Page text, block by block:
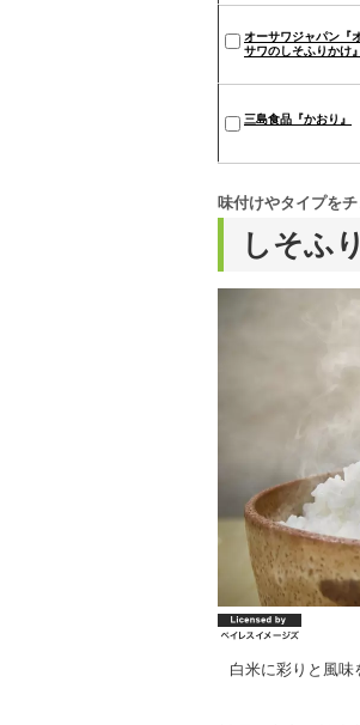
オーサワジャパン『
サワのしそふりかけ』
三島食品『かおり』
しそふ
味付けやタイプをチ
白米に彩りと風味